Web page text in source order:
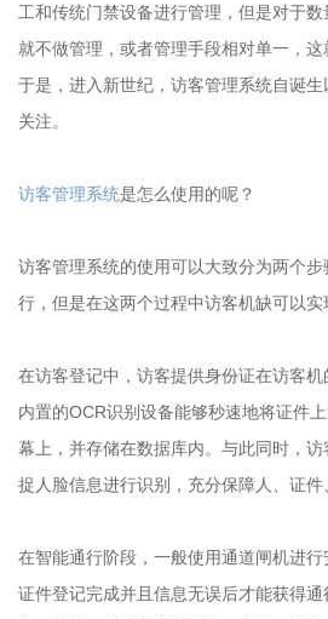
工和传统门禁设备进行管理，但是对于
就不做管理，或者管理手段相对单一，这
于是，进入新世纪，访客管理系统自诞
关注。
访客管理系统是怎么使用的呢？
访客管理系统的使用可以大致分为两个
行，但是在这两个过程中访客机缺可以实
在访客登记中，访客提供身份证在访客机
内置的OCR识别设备能够秒速地将证件
幕上，并存储在数据库内。与此同时，
捉人脸信息进行识别，充分保障人、证件
在智能通行阶段，一般使用通道闸机进
证件登记完成并且信息无误后才能获得